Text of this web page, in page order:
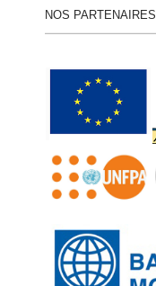
NOS PARTENAIRES